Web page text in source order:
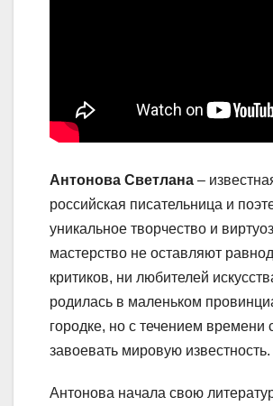
Антонова Светлана –
российская писательница и
уникальное творчество и
мастерство не оставляют
критиков, ни любителей
родилась в маленьком
городке, но с течением времени
завоевать мировую известность.
Антонова начала свою